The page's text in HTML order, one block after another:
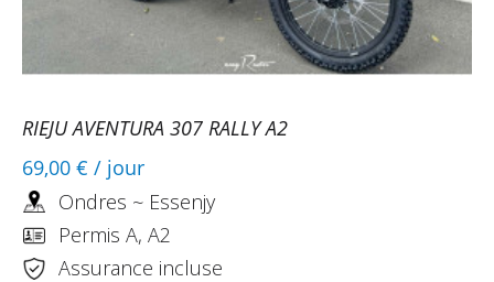
RIEJU AVENTURA 307 RALLY A2
69,00 € / jour
Ondres ~ Essenjy
Permis A, A2
Assurance incluse